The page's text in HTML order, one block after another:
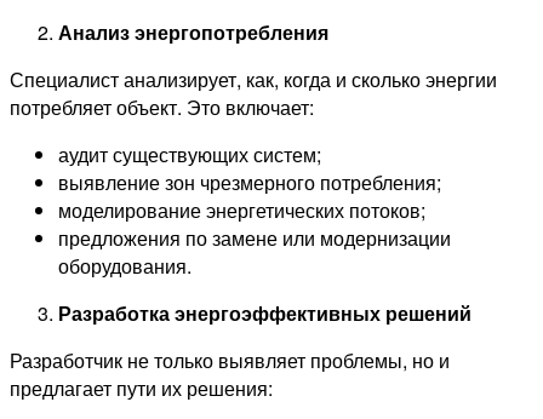
Анализ энергопотребления
Специалист анализирует, как, когда и сколько энергии
потребляет объект. Это включает:
аудит существующих систем;
выявление зон чрезмерного потребления;
моделирование энергетических потоков;
предложения по замене или модернизации
оборудования.
Разработка энергоэффективных решений
Разработчик не только выявляет проблемы, но и
предлагает пути их решения: